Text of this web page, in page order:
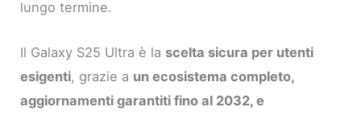
lungo termine.
Il Galaxy S25 Ultra è la scelta sicura per utenti
esigenti, grazie a un ecosistema completo,
aggiornamenti garantiti fino al 2032, e